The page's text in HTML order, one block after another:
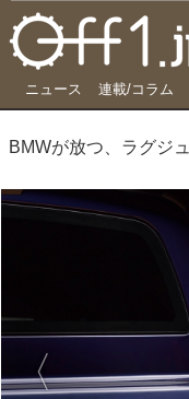
ニュース 連載/コラム